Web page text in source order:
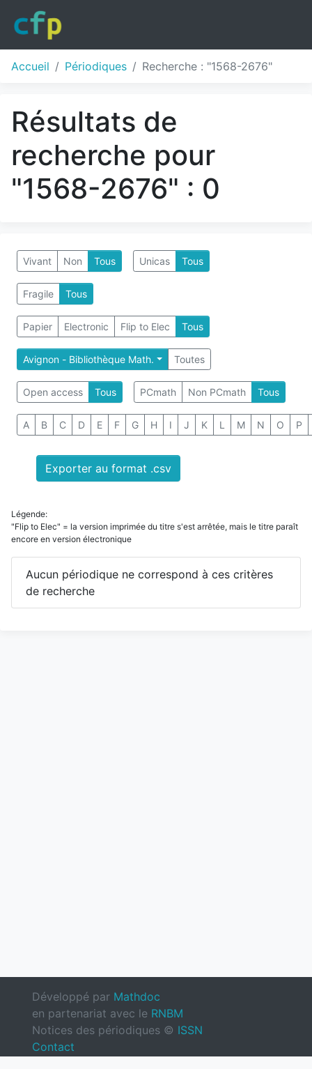
Accueil Périodiques Recherche : "1568-2676"
Résultats de
recherche pour
"1568-2676" : 0
Vivant Non Tous Unicas Tous
Fragile Tous
Papier Electronic Flip to Elec Tous
Avignon - Bibliothèque Math. Toutes
Open access Tous PCmath Non PCmath Tous
A B C D E F G H I J K L M N O P
Exporter au format .csv
Légende:
"Flip to Elec" = la version imprimée du titre s'est arrêtée, mais le titre paraît
encore en version électronique
Aucun périodique ne correspond à ces critères
de recherche
Développé par Mathdoc
en partenariat avec le RNBM
Notices des périodiques © ISSN
Contact